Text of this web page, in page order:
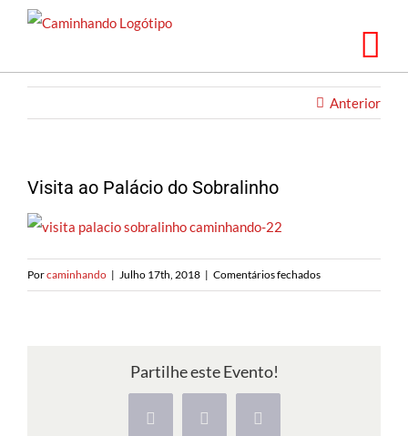
Saltar
Anterior
Visita ao Palácio do Sobralinho
Porcaminhando | Julho 17th, 2018 | Comentários fechadosem
Visita
Partilhe este Evento!
Facebook
X Pinterest